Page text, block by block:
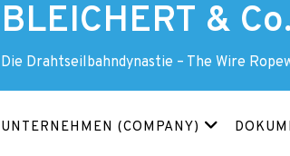
BLEICHERT & Co.
Die Drahtseilbahndynastie – The Wire
UNTERNEHMEN (COMPANY)